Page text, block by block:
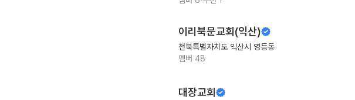
이리북문교회(익산)
전북특별자치도 익산시 영등동
멤버 48
대장교회